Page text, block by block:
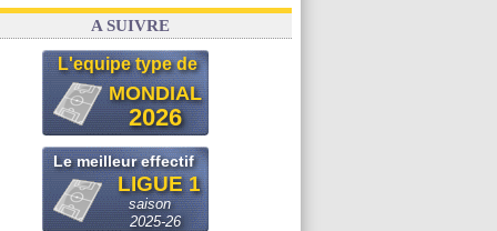
: le conseiller d'Infantino démissionne !
A SUIVRE
L'equipe type de
MONDIAL
2026
Le meilleur effectif
LIGUE 1
saison
2025-26